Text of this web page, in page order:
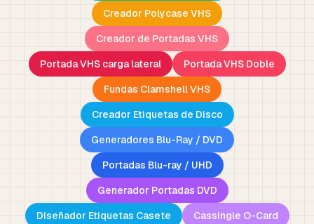
Creador Polycase VHS
Creador de Portadas VHS
Portada VHS carga lateral
Portada VHS Doble
Fundas Clamshell VHS
Creador Etiquetas de Disco
Generadores Blu-Ray / DVD
Portadas Blu-ray / UHD
Generador Portadas DVD
Diseñador Etiquetas Casete
Cassingle O-Card